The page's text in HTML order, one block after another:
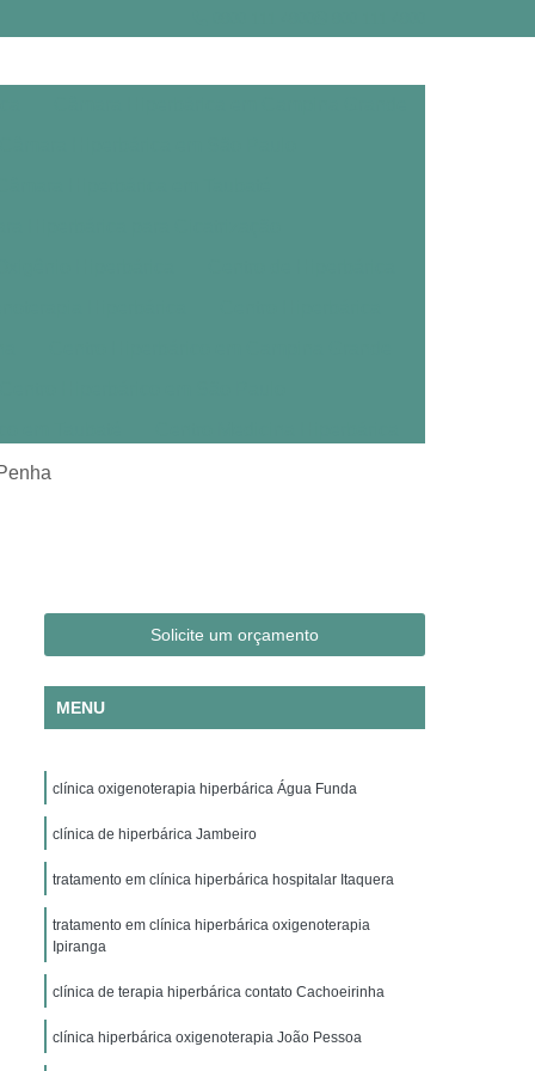
Hiperbárica
Oxigenação Hiperbárica
Hiperbárica em Campina Grande
Oxigenação Hiperbárica em São Paulo
Hiperbárica Tratamento
de Oxigenação Hiperbárica
Oxigenoterapia em Campina Grande
São Paulo
Oxigenoterapia em Sorocaba
para Cicatrização
Oxigenoterapia para Tratamento de Feridas
Oxigenoterapia Tratamento de Feridas
Solicite um orçamento
MENU
clínica oxigenoterapia hiperbárica Água Funda
clínica de hiperbárica Jambeiro
tratamento em clínica hiperbárica hospitalar Itaquera
tratamento em clínica hiperbárica oxigenoterapia
Ipiranga
clínica de terapia hiperbárica contato Cachoeirinha
clínica hiperbárica oxigenoterapia João Pessoa